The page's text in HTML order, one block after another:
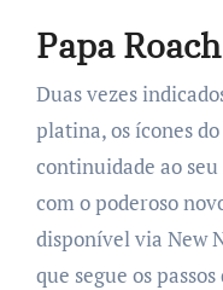
Papa Roach
Duas vezes
platina, os ícones
continuidade ao
com o poderoso
disponível via New
que segue os